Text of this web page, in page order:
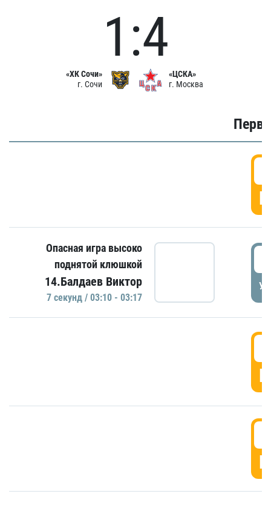
«ХК Сочи»
г. Сочи
1:4
«ЦСКА»
г. Москва
Опасная игра высоко
поднятой клюшкой
14.Балдаев Виктор
7 секунд / 03:10 - 03:17